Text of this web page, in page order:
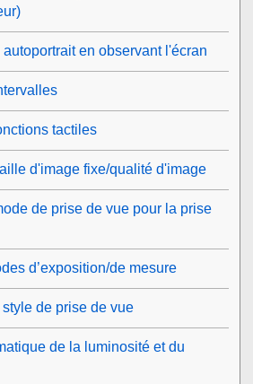
en observant l'écran
tactiles
d'image fixe/qualité d'image
de prise de vue pour la prise
d’exposition/de mesure
de prise de vue
de la luminosité et du